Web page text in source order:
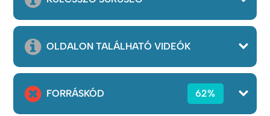
OLDALON TALÁLHATÓ VIDEÓK
FORRÁSKÓD 62%